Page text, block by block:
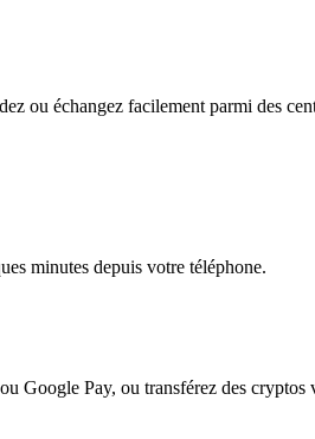
ou échangez facilement parmi des
minutes depuis votre téléphone.
Google Pay, ou transférez des cryptos